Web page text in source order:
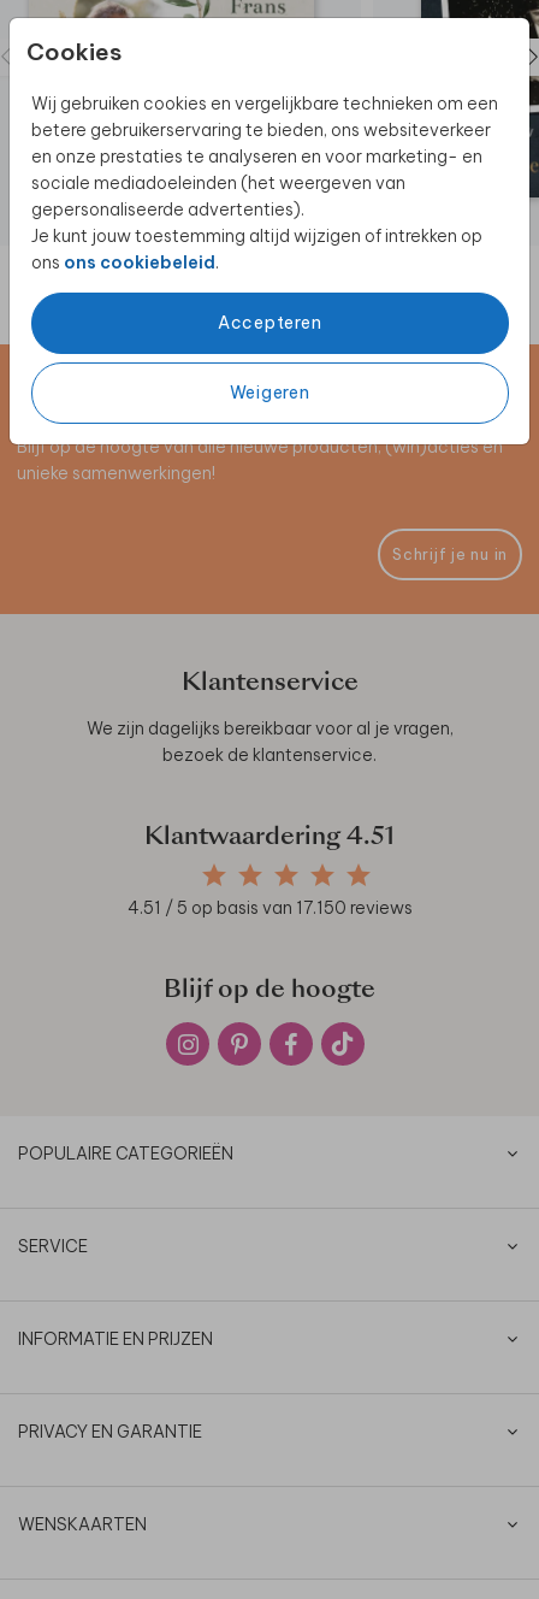
Cookies
Wij gebruiken cookies en vergelijkbare technieken om een
betere gebruikerservaring te bieden, ons websiteverkeer
en onze prestaties te analyseren en voor marketing- en
sociale mediadoeleinden (het weergeven van
gepersonaliseerde advertenties).
Je kunt jouw toestemming altijd wijzigen of intrekken op
ons ons cookiebeleid.
Accepteren
Weigeren
Schrijf je in voor de nieuwsbrief
Blijf op de hoogte van alle nieuwe producten, (win)acties en
unieke samenwerkingen!
Schrijf je nu in
Klantenservice
We zijn dagelijks bereikbaar voor al je vragen,
bezoek de klantenservice.
Klantwaardering 4.51
4.51 / 5 op basis van 17.150 reviews
Blijf op de hoogte
POPULAIRE CATEGORIEËN
SERVICE
INFORMATIE EN PRIJZEN
PRIVACY EN GARANTIE
WENSKAARTEN